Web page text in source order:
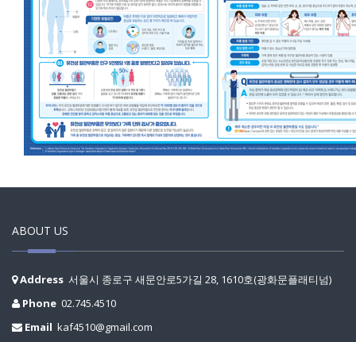
ABOUT US
Address 서울시 종로구 새문안로5가길 28, 1610호(광화문플래티넘)
Phone 02.745.4510
Email kaf4510@gmail.com